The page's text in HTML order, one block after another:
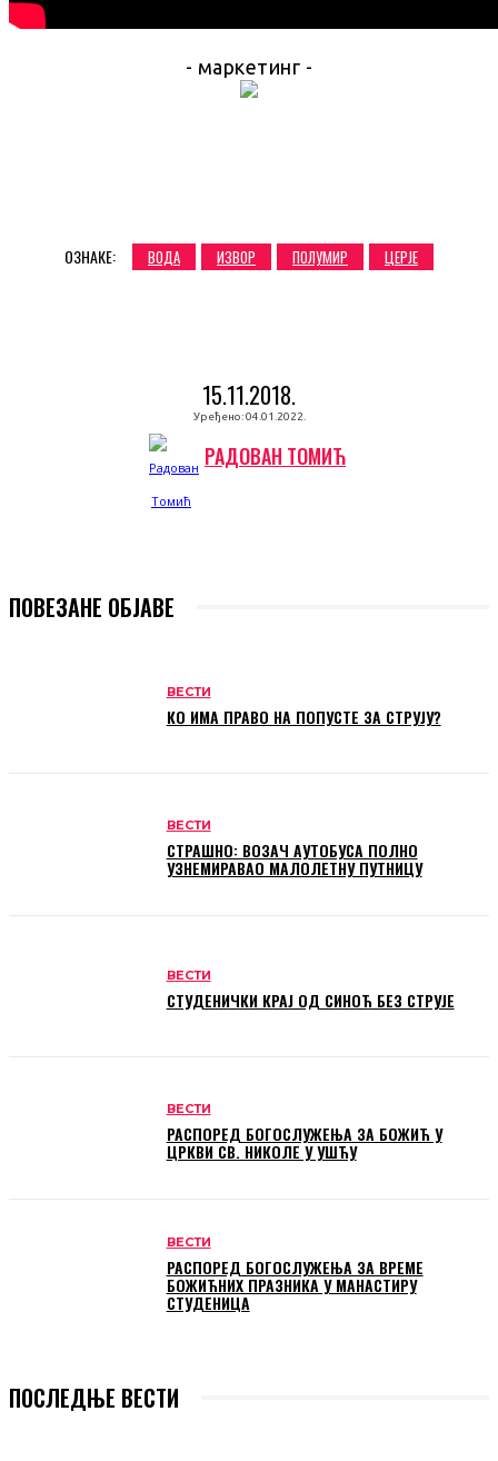
- маркетинг -
ОЗНАКЕ: ВОДА ИЗВОР ПОЛУМИР ЦЕРЈЕ
15.11.2018.
Уређено: 04.01.2022.
РАДОВАН ТОМИЋ
ПОВЕЗАНЕ ОБЈАВЕ
ВЕСТИ
КО ИМА ПРАВО НА ПОПУСТЕ ЗА СТРУЈУ?
ВЕСТИ
СТРАШНО: ВОЗАЧ АУТОБУСА ПОЛНО
УЗНЕМИРАВАО МАЛОЛЕТНУ ПУТНИЦУ
ВЕСТИ
СТУДЕНИЧКИ КРАЈ ОД СИНОЋ БЕЗ СТРУЈЕ
ВЕСТИ
РАСПОРЕД БОГОСЛУЖЕЊА ЗА БОЖИЋ У
ЦРКВИ СВ. НИКОЛЕ У УШЋУ
ВЕСТИ
РАСПОРЕД БОГОСЛУЖЕЊА ЗА ВРЕМЕ
БОЖИЋНИХ ПРАЗНИКА У МАНАСТИРУ
СТУДЕНИЦА
ПОСЛЕДЊЕ ВЕСТИ